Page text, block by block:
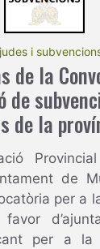
i
de la
de
de la
la
municipis
de
per a
per a la